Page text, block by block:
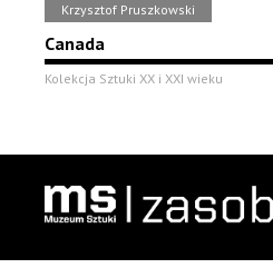
Krzysztof Pruszkowski
Canada
Kolekcja Sztuki XX i XXI wieku